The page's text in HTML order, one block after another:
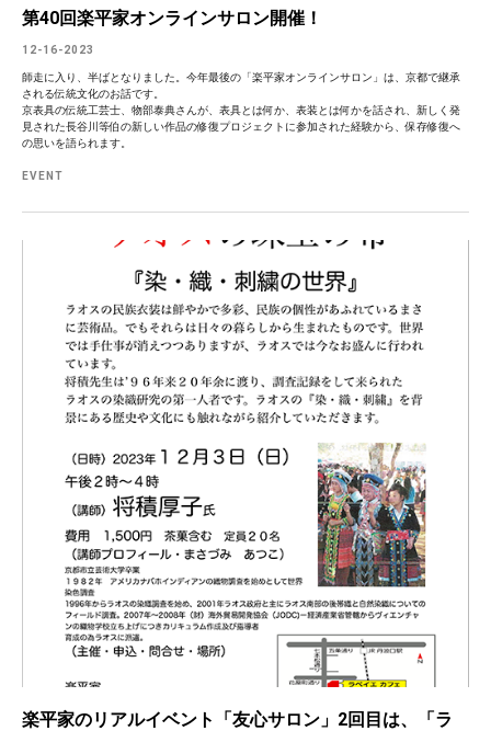
第40回楽平家オンラインサロン開催！
12-16-2023
師走に入り、半ばとなりました。今年最後の「楽平家オンラインサロン」は、京都で継承
される伝統文化のお話です。
京表具の伝統工芸士、物部泰典さんが、表具とは何か、表装とは何かを話され、新しく発
見された長谷川等伯の新しい作品の修復プロジェクトに参加された経験から、保存修復へ
の思いを語られます。
EVENT
楽平家のリアルイベント「友心サロン」2回目は、「ラ